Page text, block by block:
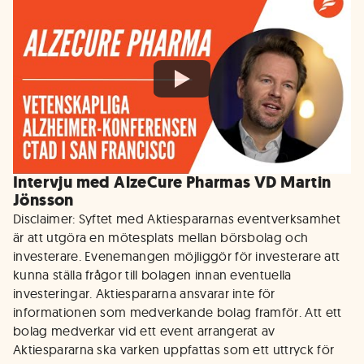
Intervju med AlzeCure Pharmas VD Martin
Jönsson
Disclaimer: Syftet med Aktiespararnas eventverksamhet
är att utgöra en mötesplats mellan börsbolag och
investerare. Evenemangen möjliggör för investerare att
kunna ställa frågor till bolagen innan eventuella
investeringar. Aktiespararna ansvarar inte för
informationen som medverkande bolag framför. Att ett
bolag medverkar vid ett event arrangerat av
Aktiespararna ska varken uppfattas som ett uttryck för